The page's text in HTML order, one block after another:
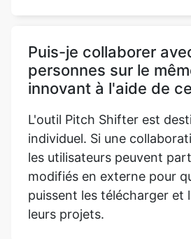
L'outil Pitch Shifter est
individuel. Si une
les utilisateurs peuvent
modifiés en externe pour
puissent les télécharger et
leurs projets.
Existe-t-il des